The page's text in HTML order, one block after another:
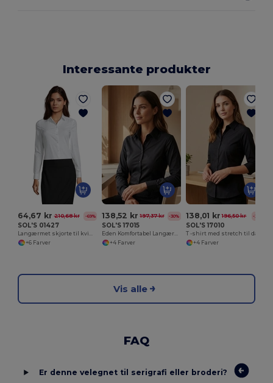
Interessante produkter
64,67 kr 210,68 kr -69%
SOL'S 01427
Langærmet skjorte til kvinder Blake
+6 Farver
138,52 kr 197,37 kr -30%
SOL'S 17015
Eden Komfortabel Langærmet Stretchskjorte til Kvinder
+4 Farver
138,01 kr 196,50 kr -30%
SOL'S 17010
+4 Farver
Vis alle
FAQ
Er denne velegnet til serigrafi eller broderi?